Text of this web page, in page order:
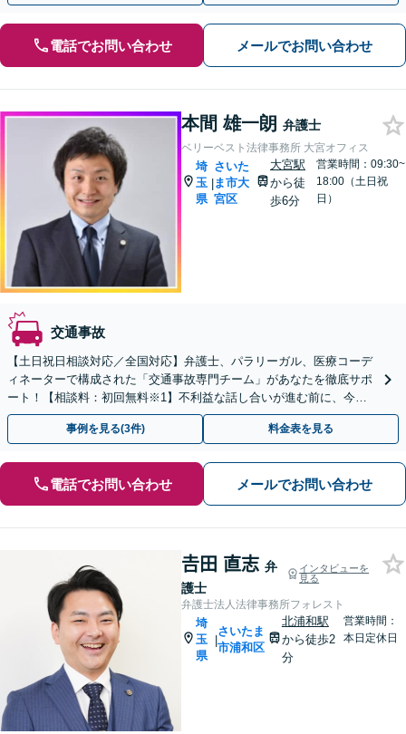
電話でお問い合わせ メールでお問い合わせ
本間 雄一朗 弁護士
ベリーベスト法律事務所 大宮オフィス
埼
玉
県
|
さいた
ま市大
宮区
大宮駅
から徒
歩6分
営業時間：09:30~
18:00（土日祝
日）
交通事故
【土日祝日相談対応／全国対応】弁護士、パラリーガル、医療コーデ
ィネーターで構成された「交通事故専門チーム」があなたを徹底サポ
ート！【相談料：初回無料※1】不利益な話し合いが進む前に、今す
ぐ相談！
事例を見る(3件) 料金表を見る
電話でお問い合わせ メールでお問い合わせ
𠮷田 直志 弁
護士
インタビューを
見る
弁護士法人法律事務所フォレスト
埼
玉
県
|
さいたま
市浦和区
北浦和駅
から徒歩2
分
営業時間：
本日定休日